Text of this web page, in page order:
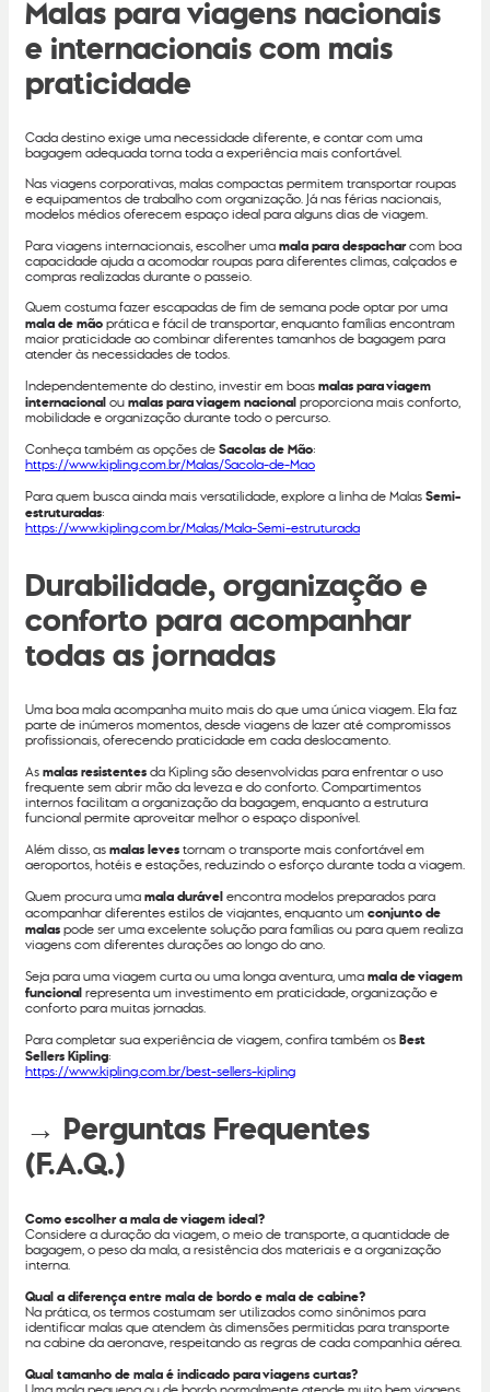
Malas para viagens nacionais
e internacionais com mais
praticidade
Cada destino exige uma necessidade diferente, e contar com uma
bagagem adequada torna toda a experiência mais confortável.
Nas viagens corporativas, malas compactas permitem transportar roupas
e equipamentos de trabalho com organização. Já nas férias nacionais,
modelos médios oferecem espaço ideal para alguns dias de viagem.
Para viagens internacionais, escolher umamala para despacharcom boa
capacidade ajuda a acomodar roupas para diferentes climas, calçados e
compras realizadas durante o passeio.
Quem costuma fazer escapadas de fim de semana pode optar por uma
mala de mãoprática e fácil de transportar, enquanto famílias encontram
maior praticidade ao combinar diferentes tamanhos de bagagem para
atender às necessidades de todos.
Independentemente do destino, investir em boasmalas para viagem
internacionaloumalas para viagem nacionalproporciona mais conforto,
mobilidade e organização durante todo o percurso.
Conheça também as opções deSacolas de Mão:
https://www.kipling.com.br/Malas/Sacola-de-Mao
Para quem busca ainda mais versatilidade, explore a linha de MalasSemi-
estruturadas:
https://www.kipling.com.br/Malas/Mala-Semi-estruturada
Durabilidade, organização e
conforto para acompanhar
todas as jornadas
Uma boa mala acompanha muito mais do que uma única viagem. Ela faz
parte de inúmeros momentos, desde viagens de lazer até compromissos
profissionais, oferecendo praticidade em cada deslocamento.
Asmalas resistentesda Kipling são desenvolvidas para enfrentar o uso
frequente sem abrir mão da leveza e do conforto. Compartimentos
internos facilitam a organização da bagagem, enquanto a estrutura
funcional permite aproveitar melhor o espaço disponível.
Além disso, asmalas levestornam o transporte mais confortável em
aeroportos, hotéis e estações, reduzindo o esforço durante toda a viagem.
Quem procura umamala durávelencontra modelos preparados para
acompanhar diferentes estilos de viajantes, enquanto umconjunto de
malaspode ser uma excelente solução para famílias ou para quem realiza
viagens com diferentes durações ao longo do ano.
Seja para uma viagem curta ou uma longa aventura, umamala de viagem
funcionalrepresenta um investimento em praticidade, organização e
conforto para muitas jornadas.
Para completar sua experiência de viagem, confira também osBest
Sellers Kipling:
https://www.kipling.com.br/best-sellers-kipling
→ Perguntas Frequentes
(F.A.Q.)
Como escolher a mala de viagem ideal?
Considere a duração da viagem, o meio de transporte, a quantidade de
bagagem, o peso da mala, a resistência dos materiais e a organização
interna.
Qual a diferença entre mala de bordo e mala de cabine?
Na prática, os termos costumam ser utilizados como sinônimos para
identificar malas que atendem às dimensões permitidas para transporte
na cabine da aeronave, respeitando as regras de cada companhia aérea.
Qual tamanho de mala é indicado para viagens curtas?